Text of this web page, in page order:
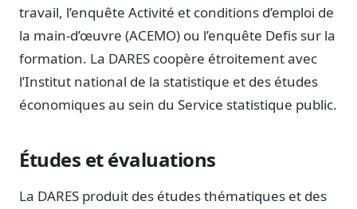
Guides pratiques
17 guides sur le Parlement, la procédure, le plaidoyer
Blog & Podcast Hémicycle
Lexique parlementaire
1027 termes expliqués
Glossaire affaires publiques
travail, l’enquête Activité et conditions d’emploi de
la main-d’œuvre (ACEMO) ou l’enquête Defis sur la
formation. La DARES coopère étroitement avec
l’Institut national de la statistique et des études
économiques au sein du Service statistique public.
Études et évaluations
La DARES produit des études thématiques et des